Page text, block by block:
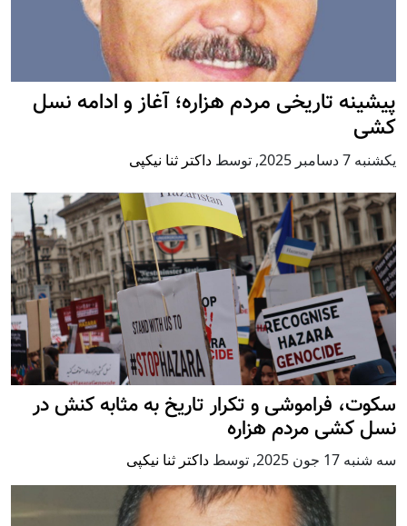
پيشينه تاريخی مردم هزاره؛ آغاز و ادامه نسل
کشی
يكشنبه 7 دسامبر 2025 , توسط داکتر ثنا نیکپی
سکوت، فراموشی و تکرار تاريخ به مثابه کنش در
نسل کشی مردم هزاره
سه شنبه 17 جون 2025 , توسط داکتر ثنا نیکپی